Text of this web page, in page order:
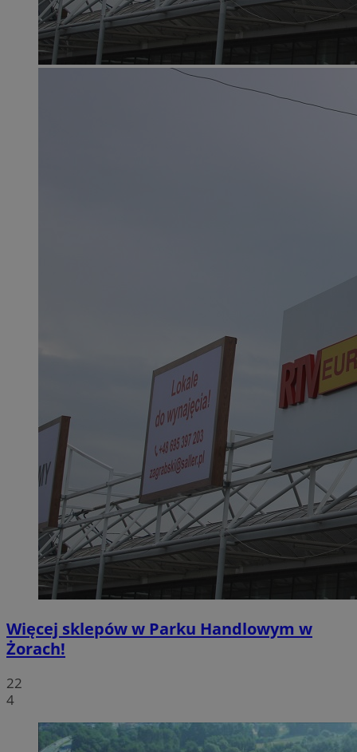
Więcej sklepów w Parku Handlowym w
Żorach!
22
4